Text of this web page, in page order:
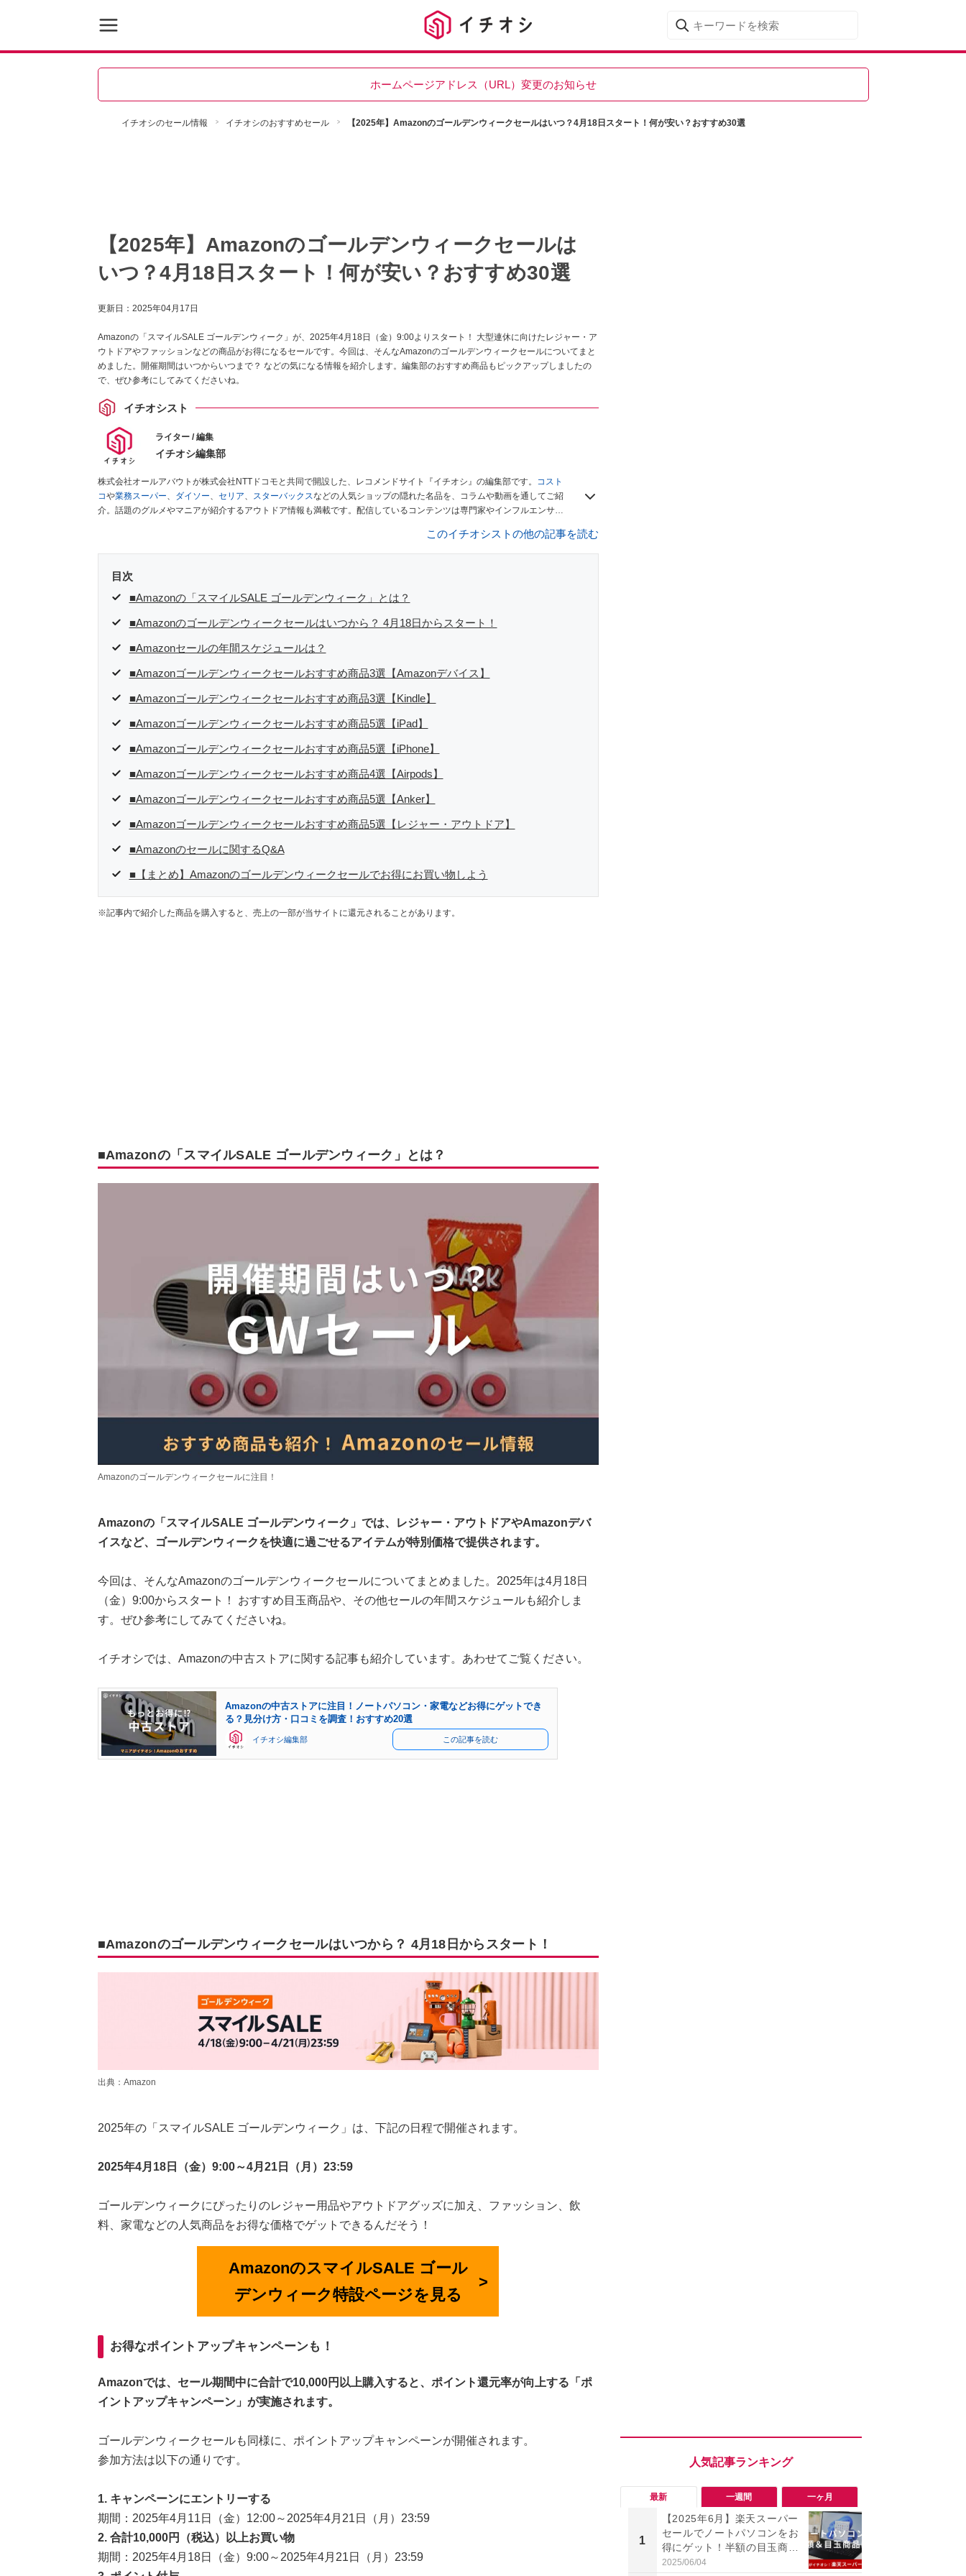
ホームページアドレス（URL）変更のお知らせ
イチオシのセール情報 イチオシのおすすめセール 【2025年】Amazonのゴールデンウィークセールはいつ？4月18日スタート！何が安い？おすすめ30選
【2025年】Amazonのゴールデンウィークセールは
いつ？4月18日スタート！何が安い？おすすめ30選
更新日： 2025年04月17日
Amazonの「スマイルSALE ゴールデンウィーク」が、2025年4月18日（金）9:00よりスタート！ 大型連休に向けたレジャー・ア
ウトドアやファッションなどの商品がお得になるセールです。今回は、そんなAmazonのゴールデンウィークセールについてまと
めました。開催期間はいつからいつまで？ などの気になる情報を紹介します。編集部のおすすめ商品もピックアップしましたの
で、ぜひ参考にしてみてくださいね。
イチオシスト
ライター / 編集
イチオシ編集部
株式会社オールアバウトが株式会社NTTドコモと共同で開設した、レコメンドサイト『イチオシ』の編集部です。
コスト
コや業務スーパー、 ダイソー、 セリア、 スターバックスなどの人気ショップの隠れた名品を、コラムや動画を通してご紹
介。話題のグルメやマニアが紹介するアウトドア情報も満載です。配信しているコンテンツは専門家やインフルエンサー
このイチオシストの他の記事を読む
目次
■Amazonの「スマイルSALE ゴールデンウィーク」とは？
■Amazonのゴールデンウィークセールはいつから？ 4月18日からスタート！
■Amazonセールの年間スケジュールは？
■Amazonゴールデンウィークセールおすすめ商品3選【Amazonデバイス】
■Amazonゴールデンウィークセールおすすめ商品3選【Kindle】
■Amazonゴールデンウィークセールおすすめ商品5選【iPad】
■Amazonゴールデンウィークセールおすすめ商品5選【iPhone】
■Amazonゴールデンウィークセールおすすめ商品4選【Airpods】
■Amazonゴールデンウィークセールおすすめ商品5選【Anker】
■Amazonゴールデンウィークセールおすすめ商品5選【レジャー・アウトドア】
■Amazonのセールに関するQ&A
■【まとめ】Amazonのゴールデンウィークセールでお得にお買い物しよう
※記事内で紹介した商品を購入すると、売上の一部が当サイトに還元されることがあります。
■Amazonの「スマイルSALE ゴールデンウィーク」とは？
Amazonのゴールデンウィークセールに注目！
Amazonの「スマイルSALE ゴールデンウィーク」では、レジャー・アウトドアやAmazonデバ
イスなど、ゴールデンウィークを快適に過ごせるアイテムが特別価格で提供されます。
今回は、そんなAmazonのゴールデンウィークセールについてまとめました。2025年は4月18日
（金）9:00からスタート！ おすすめ目玉商品や、その他セールの年間スケジュールも紹介しま
す。ぜひ参考にしてみてくださいね。
イチオシでは、Amazonの中古ストアに関する記事も紹介しています。あわせてご覧ください。
Amazonの中古ストアに注目！ノートパソコン・家電などお得にゲットでき
る？見分け方・口コミを調査！おすすめ20選
イチオシ編集部 この記事を読む
■Amazonのゴールデンウィークセールはいつから？ 4月18日からスタート！
出典：Amazon
2025年の「スマイルSALE ゴールデンウィーク」は、下記の日程で開催されます。
2025年4月18日（金）9:00～4月21日（月）23:59
ゴールデンウィークにぴったりのレジャー用品やアウトドアグッズに加え、ファッション、飲
料、家電などの人気商品をお得な価格でゲットできるんだそう！
AmazonのスマイルSALE ゴール
デンウィーク特設ページを見る
お得なポイントアップキャンペーンも！
Amazonでは、セール期間中に合計で10,000円以上購入すると、ポイント還元率が向上する「ポ
イントアップキャンペーン」が実施されます。
ゴールデンウィークセールも同様に、ポイントアップキャンペーンが開催されます。
参加方法は以下の通りです。
1. キャンペーンにエントリーする
期間：2025年4月11日（金）12:00～2025年4月21日（月）23:59
2. 合計10,000円（税込）以上お買い物
期間：2025年4月18日（金）9:00～2025年4月21日（月）23:59
最新 一週間 一ヶ月
1
【2025年6月】楽天スーパー
セールでノートパソコンをお
得にゲット！半額の目玉商品
やhp、ランキング上位のおす
2025/06/04